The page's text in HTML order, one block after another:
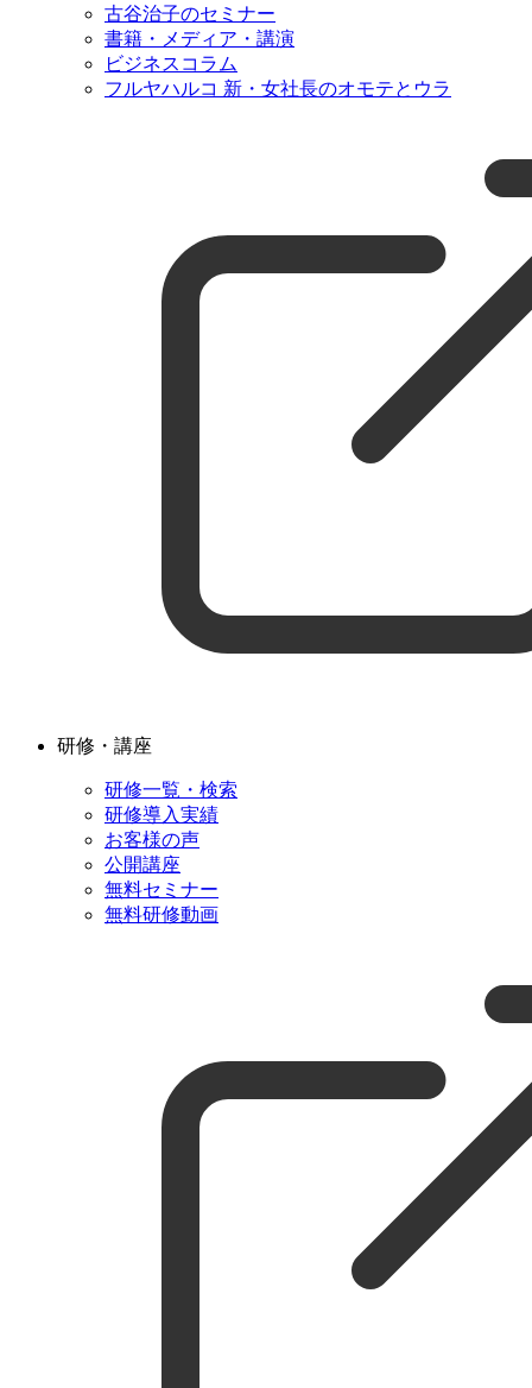
古谷治子のセミナー
書籍・メディア・講演
ビジネスコラム
フルヤハルコ 新・女社長のオモテとウラ
研修・講座
研修一覧・検索
研修導入実績
お客様の声
公開講座
無料セミナー
無料研修動画